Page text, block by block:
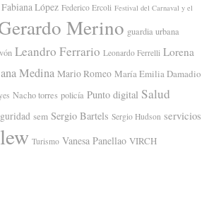
Fabiana López Federico Ercoli Festival del Carnaval y el
Merino guardia urbana
Leandro Ferrario Leonardo Ferrelli Lorena
Medina Mario Romeo María Emilia Damadio
Nacho torres policía Punto digital Salud
sem Sergio Bartels Sergio Hudson servicios
Turismo Vanesa Panellao VIRCH